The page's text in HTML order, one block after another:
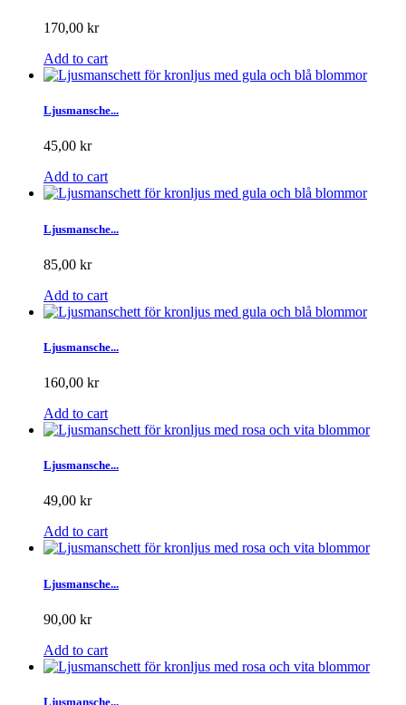
170,00 kr
Add to cart
Ljusmansche...
45,00 kr
Add to cart
Ljusmansche...
85,00 kr
Add to cart
Ljusmansche...
160,00 kr
Add to cart
Ljusmansche...
49,00 kr
Add to cart
Ljusmansche...
90,00 kr
Add to cart
Ljusmansche...